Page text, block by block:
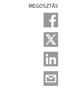
MEGOSZTÁS